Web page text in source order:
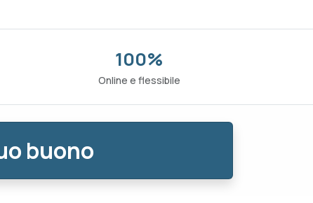
100%
Online e flessibile
buono